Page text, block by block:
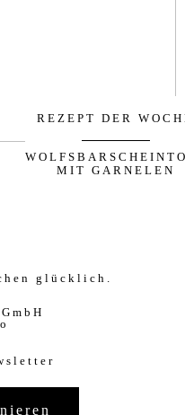
REZEPT DER
MIT GARNELEN
glücklich.